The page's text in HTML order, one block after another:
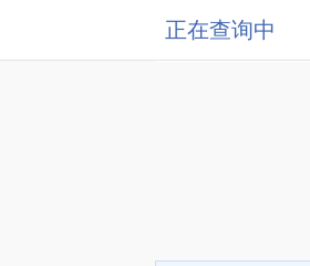
正在查询中